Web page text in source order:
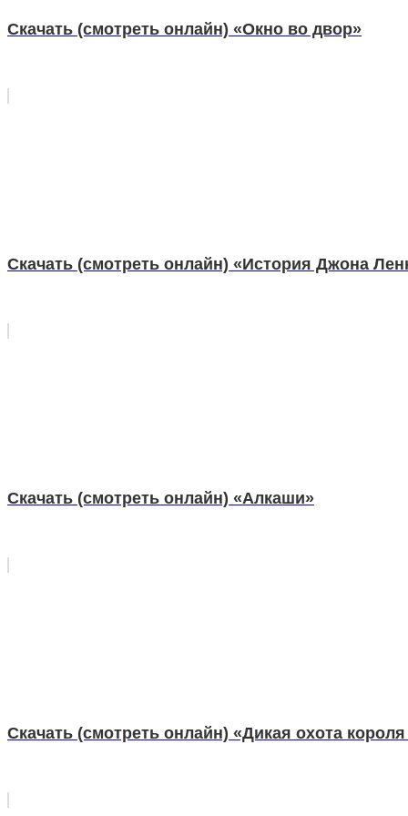
Скачать (смотреть онлайн) «Окно во двор»
Скачать (смотреть онлайн) «История Джона
Скачать (смотреть онлайн) «Алкаши»
Скачать (смотреть онлайн) «Дикая охота